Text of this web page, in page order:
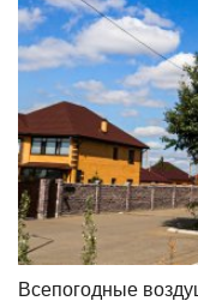
Всепогодные